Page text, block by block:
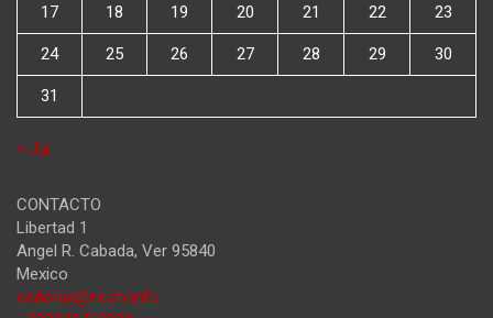
17 18 19 20 21 22 23
24 25 26 27 28 29 30
31
« Jul
CONTACTO
Libertad 1
Angel R. Cabada, Ver 95840
Mexico
editorial@ncstv.info